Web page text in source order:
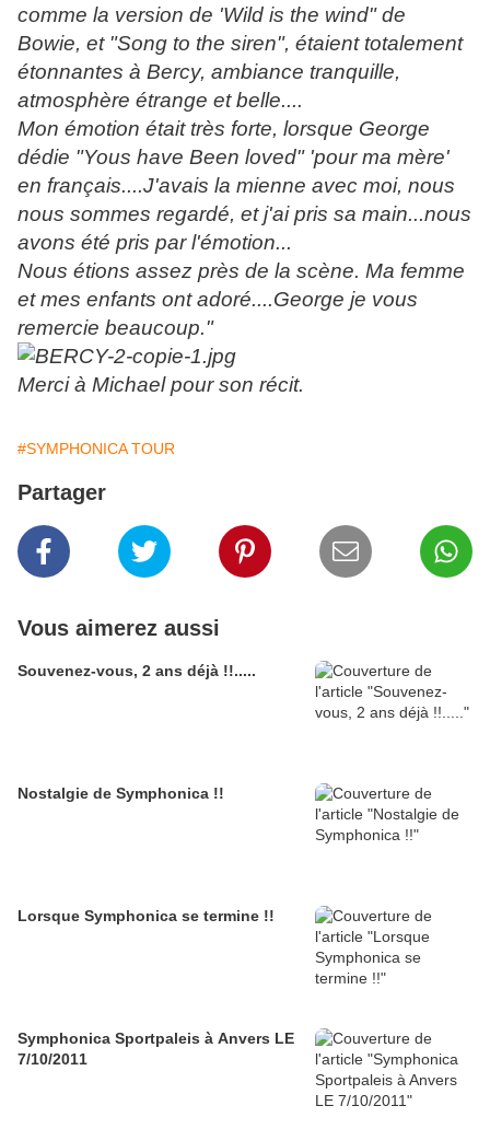
comme la version de 'Wild is the wind" de
Bowie, et "Song to the siren", étaient totalement
étonnantes à Bercy, ambiance tranquille,
atmosphère étrange et belle....
Mon émotion était très forte, lorsque George
dédie "Yous have Been loved" 'pour ma mère'
en français....J'avais la mienne avec moi, nous
nous sommes regardé, et j'ai pris sa main...nous
avons été pris par l'émotion...
Nous étions assez près de la scène. Ma femme
et mes enfants ont adoré....George je vous
remercie beaucoup."
Merci à Michael pour son récit.
#SYMPHONICA TOUR
Partager
Vous aimerez aussi
Souvenez-vous, 2 ans déjà !!.....
Nostalgie de Symphonica !!
Lorsque Symphonica se termine !!
Symphonica Sportpaleis à Anvers LE
7/10/2011